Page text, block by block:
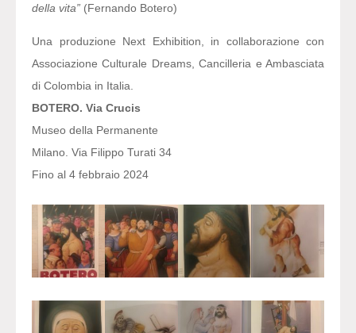
della vita” (Fernando Botero)
Una produzione Next Exhibition, in collaborazione con
Associazione Culturale Dreams, Cancilleria e Ambasciata
di Colombia in Italia.
BOTERO. Via Crucis
Museo della Permanente
Milano. Via Filippo Turati 34
Fino al 4 febbraio 2024